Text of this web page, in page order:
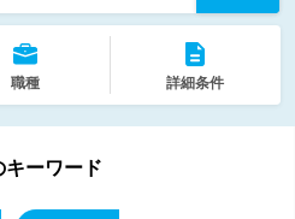
職種 詳細条件
キーワード